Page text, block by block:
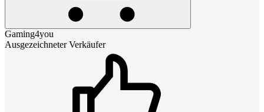
Gaming4you
Ausgezeichneter Verkäufer